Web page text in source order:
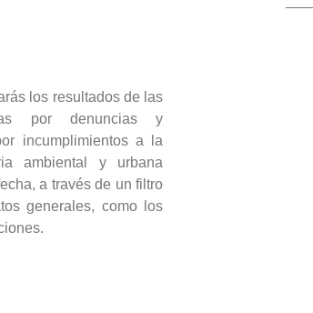
los resultados de las
por denuncias y
incumplimientos a la
ambiental y urbana
a través de un filtro
generales, como los